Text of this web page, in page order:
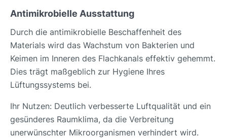
Antimikrobielle Ausstattung
Durch die antimikrobielle Beschaffenheit des
Materials wird das Wachstum von Bakterien und
Keimen im Inneren des Flachkanals effektiv gehemmt.
Dies trägt maßgeblich zur Hygiene Ihres
Lüftungssystems bei.
Ihr Nutzen: Deutlich verbesserte Luftqualität und ein
gesünderes Raumklima, da die Verbreitung
unerwünschter Mikroorganismen verhindert wird.